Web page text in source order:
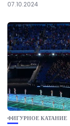
07.10.2024
ФИГУРНОЕ КАТАНИЕ